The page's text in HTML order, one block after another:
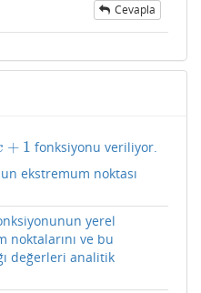
Cevapla
+ 1 fonksiyonu veriliyor.
ekstremum noktası
yerel
noktalarını ve bu
değerleri analitik